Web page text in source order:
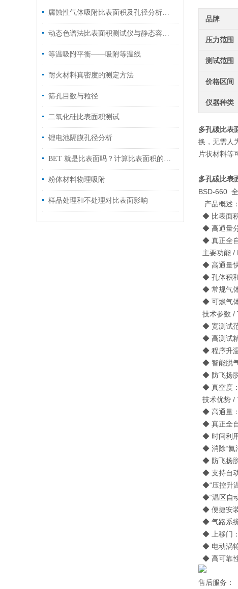
腐蚀性气体吸附比表面积及孔径分析仪的校准与维护指南说明
动态色谱法比表面积测试仪与静态容量法测试原理简介
等温吸附平衡――吸附等温线
耐火材料真密度的测定方法
筛孔目数与粒径
二氧化硅比表面积测试
锂电池隔膜孔径分析
BET 就是比表面吗？计算比表面积的方法有多少种？
粉体材料物理吸附
样品处理和不处理对比表面影响
品牌
压力范围
测试范围
价格区间
仪器种类
多孔碳比表
换，无需人
片状材料等
多孔碳比表
BSD-660
产品概述：
◆ 比表面
◆ 高通量
◆ 真正全
主要功能 /
◆ 高通量
◆ 孔体积
◆ 常规气
◆ 可燃气
技术参数 /
◆ 宽测试
◆ 高测试
◆ 程序升
◆ 智能脱
◆ 防飞扬
◆ 真空度
技术优势 /
◆ 高通量
◆ 真正全
◆ 时间利
◆ 消除“氦
◆ 防飞扬
◆ 支持自
◆“压控升
◆“温区自
◆ 便捷安
◆ 气路系
◆ 上移门
◆ 电动涡
◆ 高可靠
售后服务：